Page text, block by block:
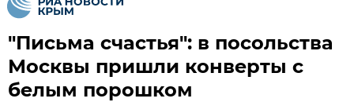
"Письма счастья": в посольства
Москвы пришли конверты с
белым порошком